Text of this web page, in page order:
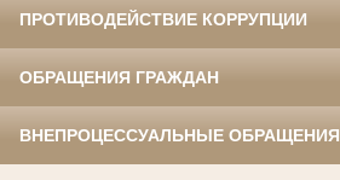
ПРОТИВОДЕЙСТВИЕ КОРРУПЦИИ
ОБРАЩЕНИЯ ГРАЖДАН
ВНЕПРОЦЕССУАЛЬНЫЕ ОБРАЩЕНИЯ